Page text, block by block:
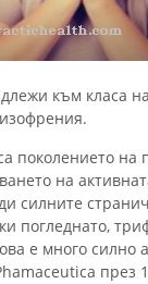
към класа
поколението на
на
силните
погледнато,
е много силно
през